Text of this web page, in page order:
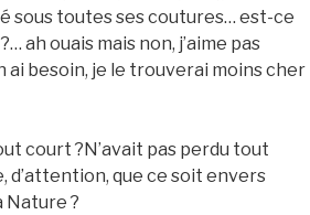
sous toutes ses coutures… est-ce
ah ouais mais non, j’aime pas
ai besoin, je le trouverai moins cher
court ?N’avait pas perdu tout
d’attention, que ce soit envers
Nature ?